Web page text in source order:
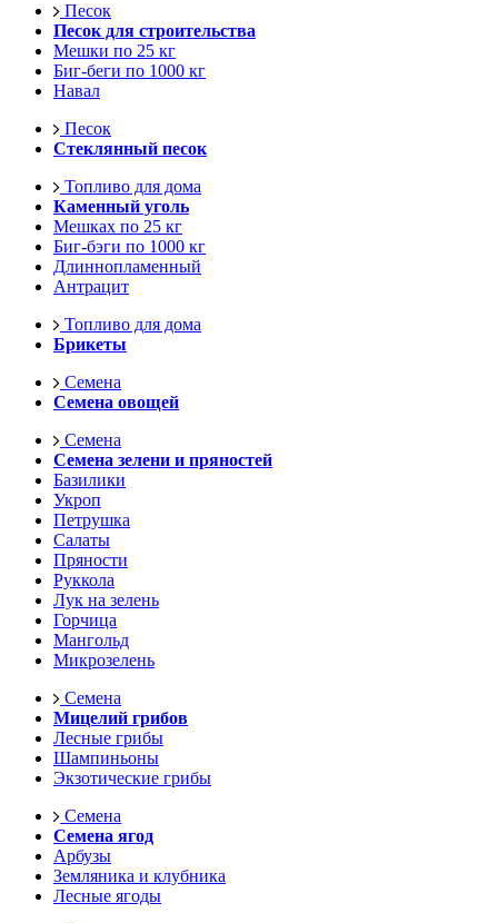
Песок
Песок для строительства
Мешки по 25 кг
Биг-беги по 1000 кг
Навал
Песок
Стеклянный песок
Топливо для дома
Каменный уголь
Мешках по 25 кг
Биг-бэги по 1000 кг
Длиннопламенный
Антрацит
Топливо для дома
Брикеты
Семена
Семена овощей
Семена
Семена зелени и пряностей
Базилики
Укроп
Петрушка
Салаты
Пряности
Руккола
Лук на зелень
Горчица
Мангольд
Микрозелень
Семена
Мицелий грибов
Лесные грибы
Шампиньоны
Экзотические грибы
Семена
Семена ягод
Арбузы
Земляника и клубника
Лесные ягоды